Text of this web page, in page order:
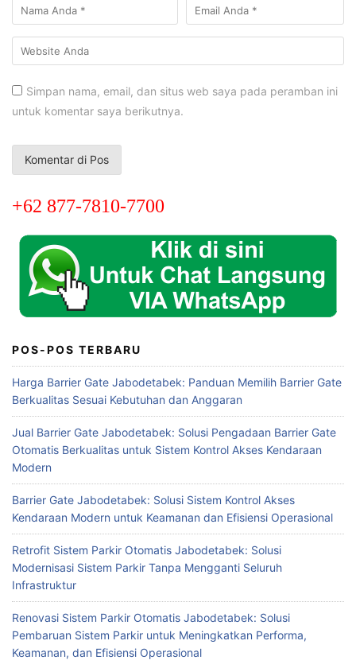
Simpan nama, email, dan situs web saya pada peramban ini
untuk komentar saya berikutnya.
+62 877-7810-7700
POS-POS TERBARU
Harga Barrier Gate Jabodetabek: Panduan Memilih Barrier Gate
Berkualitas Sesuai Kebutuhan dan Anggaran
Jual Barrier Gate Jabodetabek: Solusi Pengadaan Barrier Gate
Otomatis Berkualitas untuk Sistem Kontrol Akses Kendaraan
Modern
Barrier Gate Jabodetabek: Solusi Sistem Kontrol Akses
Kendaraan Modern untuk Keamanan dan Efisiensi Operasional
Retrofit Sistem Parkir Otomatis Jabodetabek: Solusi
Modernisasi Sistem Parkir Tanpa Mengganti Seluruh
Infrastruktur
Renovasi Sistem Parkir Otomatis Jabodetabek: Solusi
Pembaruan Sistem Parkir untuk Meningkatkan Performa,
Keamanan, dan Efisiensi Operasional